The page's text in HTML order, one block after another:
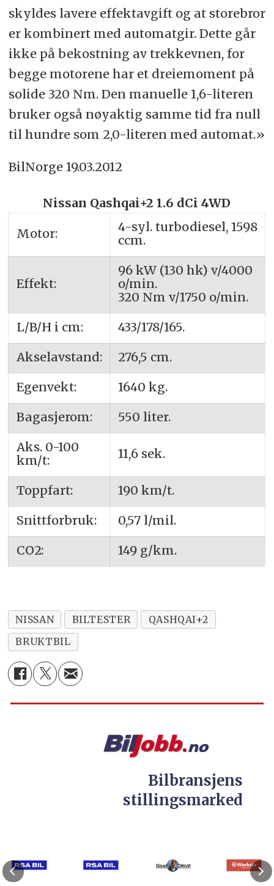
skyldes lavere effektavgift og at storebror
er kombinert med automatgir. Dette går
ikke på bekostning av trekkevnen, for
begge motorene har et dreiemoment på
solide 320 Nm. Den manuelle 1,6-literen
bruker også nøyaktig samme tid fra null
til hundre som 2,0-literen med automat.»
BilNorge 19.03.2012
Nissan Qashqai+2 1.6 dCi 4WD
Motor:
4-syl. turbodiesel, 1598
ccm.
Effekt:
96 kW (130 hk) v/4000
o/min.
320 Nm v/1750 o/min.
L/B/H i cm:
433/178/165.
Akselavstand:
276,5 cm.
Egenvekt:
1640 kg.
Bagasjerom:
550 liter.
Aks. 0-100
km/t:
11,6 sek.
Toppfart:
190 km/t.
Snittforbruk:
0,57 l/mil.
CO2:
149 g/km.
NISSAN BILTESTER
QASHQAI+2
BRUKTBIL
Bilbransjens
stillingsmarked